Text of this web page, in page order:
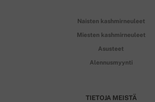
Naisten kashmirneuleet
Miesten kashmirneuleet
Asusteet
Alennusmyynti
TIETOJA MEISTÄ